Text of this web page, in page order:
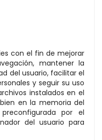
con el fin de mejorar
mantener la
del usuario, facilitar el
y seguir su uso
instalados en el
en la memoria del
por el
del usuario para